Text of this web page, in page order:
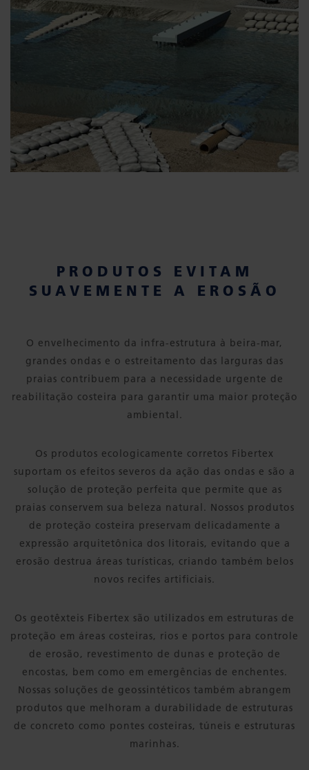
PRODUTOS EVITAM
SUAVEMENTE A EROSÃO
O envelhecimento da infra-estrutura à beira-mar,
grandes ondas e o estreitamento das larguras das
praias contribuem para a necessidade urgente de
reabilitação costeira para garantir uma maior proteção
ambiental.
Os produtos ecologicamente corretos Fibertex
suportam os efeitos severos da ação das ondas e são a
solução de proteção perfeita que permite que as
praias conservem sua beleza natural. Nossos produtos
de proteção costeira preservam delicadamente a
expressão arquitetônica dos litorais, evitando que a
erosão destrua áreas turísticas, criando também belos
novos recifes artificiais.
Os geotêxteis Fibertex são utilizados em estruturas de
proteção em áreas costeiras, rios e portos para controle
de erosão, revestimento de dunas e proteção de
encostas, bem como em emergências de enchentes.
Nossas soluções de geossintéticos também abrangem
produtos que melhoram a durabilidade de estruturas
de concreto como pontes costeiras, túneis e estruturas
marinhas.